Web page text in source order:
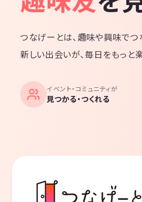
つなげーとは、趣味や興味でつ
新しい出会いが、毎日をもっと楽
イベント・コミュニティが
見つかる・つくれる